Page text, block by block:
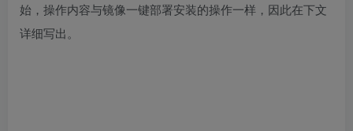
始，操作内容与镜像一键部署安装的操作一样，因此在下文
详细写出。